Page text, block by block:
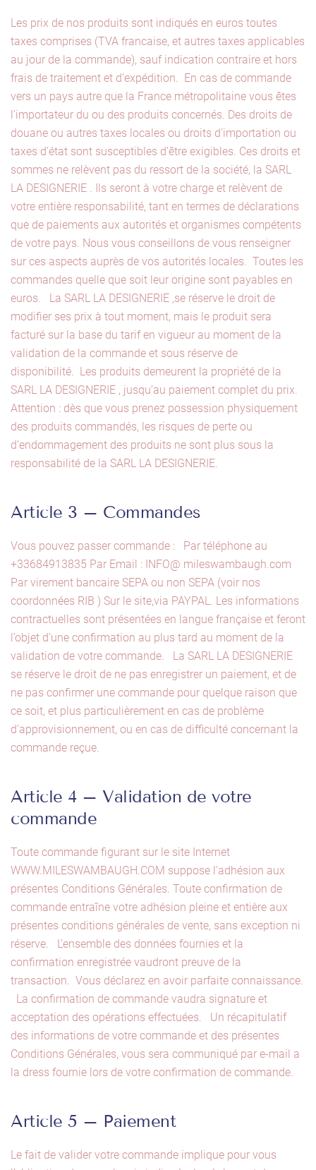
Les prix de nos produits sont indiqués en euros toutes
taxes comprises (TVA francaise, et autres taxes applicables
au jour de la commande), sauf indication contraire et hors
frais de traitement et d’expédition. En cas de commande
vers un pays autre que la France métropolitaine vous êtes
l’importateur du ou des produits concernés. Des droits de
douane ou autres taxes locales ou droits d’importation ou
taxes d’état sont susceptibles d’être exigibles. Ces droits et
sommes ne relèvent pas du ressort de la société, la SARL
LA DESIGNERIE . Ils seront à votre charge et relèvent de
votre entière responsabilité, tant en termes de déclarations
que de paiements aux autorités et organismes compétents
de votre pays. Nous vous conseillons de vous renseigner
sur ces aspects auprès de vos autorités locales. Toutes les
commandes quelle que soit leur origine sont payables en
euros. La SARL LA DESIGNERIE ,se réserve le droit de
modifier ses prix à tout moment, mais le produit sera
facturé sur la base du tarif en vigueur au moment de la
validation de la commande et sous réserve de
disponibilité. Les produits demeurent la propriété de la
SARL LA DESIGNERIE , jusqu’au paiement complet du prix.
Attention : dès que vous prenez possession physiquement
des produits commandés, les risques de perte ou
d’endommagement des produits ne sont plus sous la
responsabilité de la SARL LA DESIGNERIE.
Article 3 – Commandes
Vous pouvez passer commande : Par téléphone au
+33684913835 Par Email : INFO@ mileswambaugh.com
Par virement bancaire SEPA ou non SEPA (voir nos
coordonnées RIB ) Sur le site,via PAYPAL. Les informations
contractuelles sont présentées en langue française et feront
l’objet d’une confirmation au plus tard au moment de la
validation de votre commande. La SARL LA DESIGNERIE
se réserve le droit de ne pas enregistrer un paiement, et de
ne pas confirmer une commande pour quelque raison que
ce soit, et plus particulièrement en cas de problème
d’approvisionnement, ou en cas de difficulté concernant la
commande reçue.
Article 4 – Validation de votre
commande
Toute commande figurant sur le site Internet
WWW.MILESWAMBAUGH.COM suppose l’adhésion aux
présentes Conditions Générales. Toute confirmation de
commande entraîne votre adhésion pleine et entière aux
présentes conditions générales de vente, sans exception ni
réserve. L’ensemble des données fournies et la
confirmation enregistrée vaudront preuve de la
transaction. Vous déclarez en avoir parfaite connaissance.
La confirmation de commande vaudra signature et
acceptation des opérations effectuées. Un récapitulatif
des informations de votre commande et des présentes
Conditions Générales, vous sera communiqué par e-mail a
la dress fournie lors de votre confirmation de commande.
Article 5 – Paiement
Le fait de valider votre commande implique pour vous